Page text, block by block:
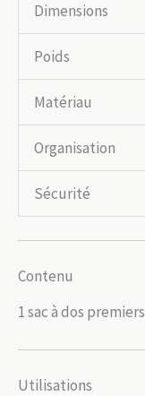
Dimensions
Poids
Matériau
Organisation
Sécurité
Contenu
1 sac à dos
Utilisations